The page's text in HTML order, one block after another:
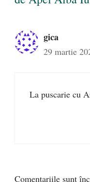
gica
29 martie
La puscarie cu
Comentariile sunt